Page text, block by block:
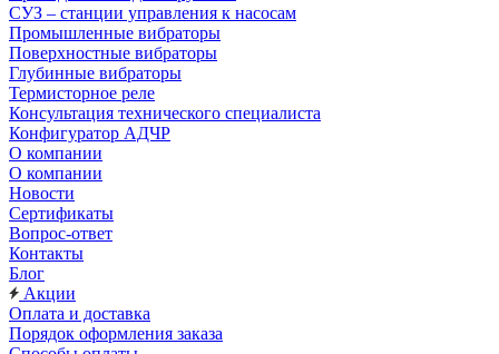
СУЗ – станции управления к насосам
Промышленные вибраторы
Поверхностные вибраторы
Глубинные вибраторы
Термисторное реле
Консультация технического специалиста
Конфигуратор АДЧР
О компании
О компании
Новости
Сертификаты
Вопрос-ответ
Контакты
Блог
Акции
Оплата и доставка
Порядок оформления заказа